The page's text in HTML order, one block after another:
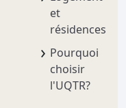
et
résidences
Pourquoi
choisir
l'UQTR?